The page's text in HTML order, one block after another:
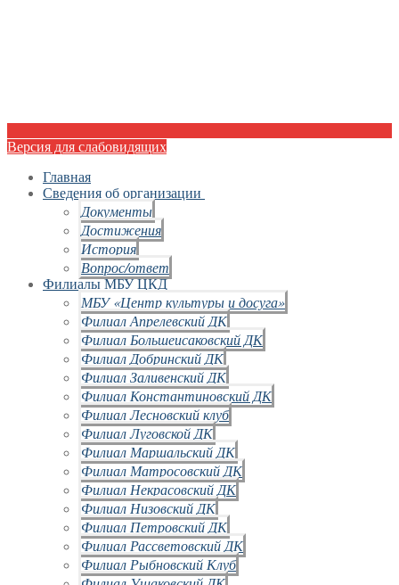
Версия для слабовидящих
Главная
Сведения об организации
Документы
Достижения
История
Вопрос/ответ
Филиалы МБУ ЦКД
МБУ «Центр культуры и досуга»
Филиал Апрелевский ДК
Филиал Большеисаковский ДК
Филиал Добринский ДК
Филиал Заливенский ДК
Филиал Константиновский ДК
Филиал Лесновский клуб
Филиал Луговской ДК
Филиал Маршальский ДК
Филиал Матросовский ДК
Филиал Некрасовский ДК
Филиал Низовский ДК
Филиал Петровский ДК
Филиал Рассветовский ДК
Филиал Рыбновский Клуб